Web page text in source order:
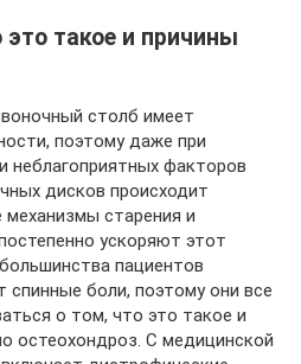
такое и причины
столб имеет
поэтому даже при
неблагоприятных факторов
дисков происходит
старения и
ускоряют этот
пациентов
спинные боли, поэтому они все
о том, что это такое и
остеохондроз. С медицинской